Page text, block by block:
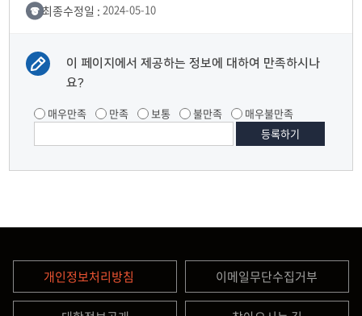
최종수정일 : 2024-05-10
이 페이지에서 제공하는 정보에 대하여 만족하시나
요?
매우만족 만족 보통 불만족 매우불만족
개인정보처리방침 이메일무단수집거부